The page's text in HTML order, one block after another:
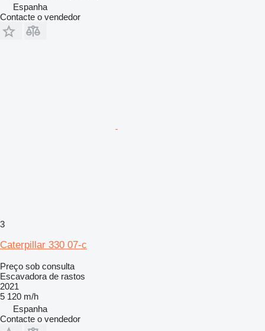
Espanha
Contacte o vendedor
3
Caterpillar 330 07-c
Preço sob consulta
Escavadora de rastos
2021
5 120 m/h
Espanha
Contacte o vendedor